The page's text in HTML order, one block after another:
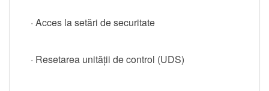
· Acces la setări de securitate
· Resetarea unității de control (UDS)